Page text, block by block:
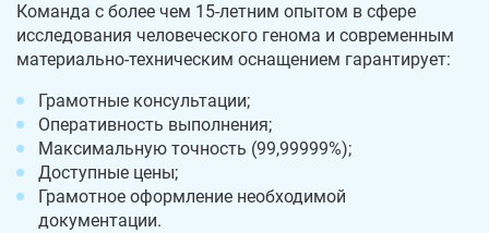
Команда с более чем 15-летним опытом в сфере
исследования человеческого генома и современным
материально-техническим оснащением гарантирует:
Грамотные консультации;
Оперативность выполнения;
Максимальную точность (99,99999%);
Доступные цены;
Грамотное оформление необходимой
документации.